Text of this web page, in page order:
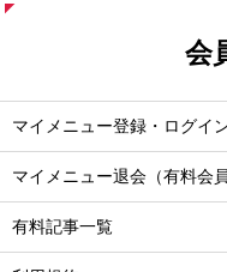
会
マイメニュー登録・ログイ
マイメニュー退会（有料会
有料記事一覧